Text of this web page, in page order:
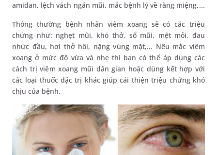
amidan, lệch vách ngăn mũi, mắc bệnh lý về răng miệng,...
Thông thường bệnh nhân viêm xoang sẽ có các triệu
chứng như: nghẹt mũi, khó thở, sổ mũi, mệt mỏi, đau
nhức đầu, hơi thở hôi, nặng vùng mặt,... Nếu mắc viêm
xoang ở mức độ vừa và nhẹ thì bạn có thể áp dụng các
cách trị viêm xoang mũi dân gian hoặc dùng kết hợp với
các loại thuốc đặc trị khác giúp cải thiện triệu chứng khó
chịu của bệnh.